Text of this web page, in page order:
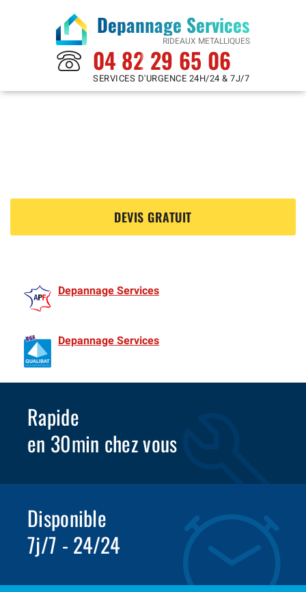
Depannage Services
RIDEAUX METALLIQUES
04 82 29 65 06
SERVICES D'URGENCE 24H/24 & 7J/7
DEVIS GRATUIT
Depannage Services
Depannage Services
Rapide
en 30min chez vous
Disponible
7j/7 - 24/24